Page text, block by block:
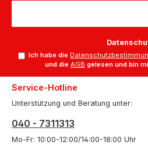
Ich habe die
und dieAGB gelesen und bin
Service-Hotline
Unterstützung und Beratung unter:
040 - 7311313
Mo-Fr: 10:00-12:00/14:00-18:00 Uhr